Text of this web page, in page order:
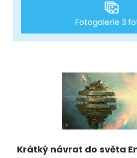
Fotogalerie 3
Krátký návrat do světa